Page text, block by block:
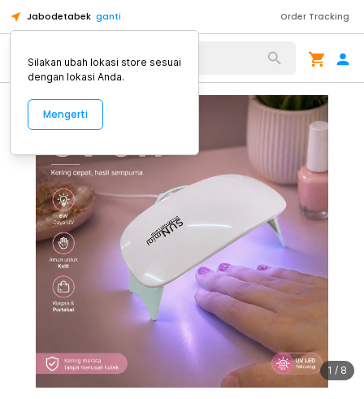
Jabodetabek ganti Order Tracking
Alat Kopi
1 / 8
Silakan ubah lokasi store sesuai
dengan lokasi Anda.
Mengerti